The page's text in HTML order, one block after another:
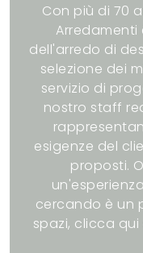
Con più di 70
dell'arredo di
selezione dei
servizio di
nostro staff
esigenze del
proposti.
cercando è un
spazi, clicca